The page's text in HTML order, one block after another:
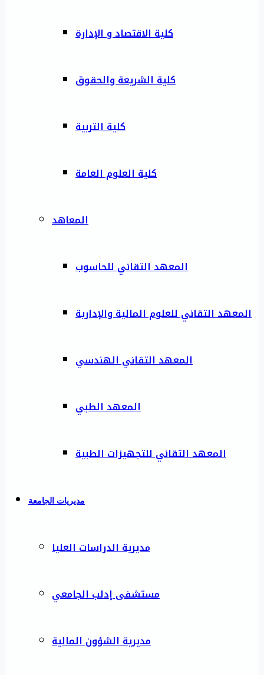
كلية الاقتصاد و الإدارة
كلية الشريعة والحقوق
كلية التربية
كلية العلوم العامة
المعاهد
المعهد التقاني للحاسوب
المعهد التقاني للعلوم المالية والإدارية
المعهد التقاني الهندسي
المعهد الطبي
المعهد التقاني للتجهيزات الطبية
مديريات الجامعة
مديرية الدراسات العليا
مستشفى إدلب الجامعي
مديرية الشؤون المالية